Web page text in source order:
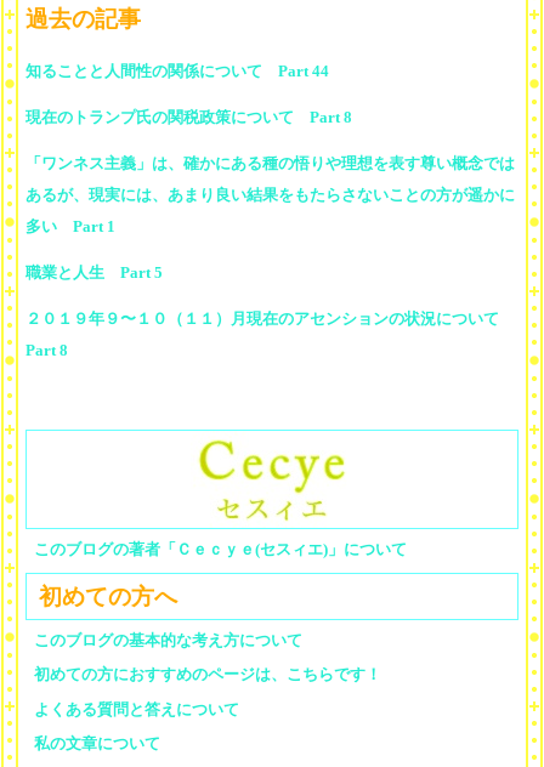
過去の記事
知ることと人間性の関係について Part 44
現在のトランプ氏の関税政策について Part 8
「ワンネス主義」は、確かにある種の悟りや理想を表す尊い概念では
あるが、現実には、あまり良い結果をもたらさないことの方が遥かに
多い Part 1
職業と人生 Part 5
２０１９年９〜１０（１１）月現在のアセンションの状況について
Part 8
このブログの著者「Ｃｅｃｙｅ(セスィエ)」について
初めての方へ
このブログの基本的な考え方について
初めての方におすすめのページは、こちらです！
よくある質問と答えについて
私の文章について